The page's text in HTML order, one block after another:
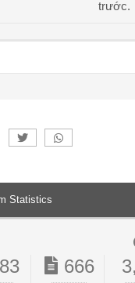
trước.
Statistics
83 666